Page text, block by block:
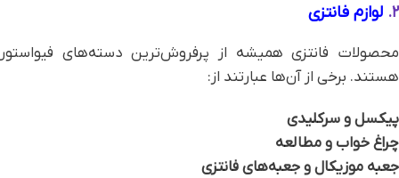
۲. لوازم فانتزی
محصولات فانتزی همیشه از پرفروش‌ترین دسته‌های فیواستور
هستند. برخی از آن‌ها عبارتند از:
پیکسل و سرکلیدی
چراغ خواب و مطالعه
جعبه موزیکال و جعبه‌های فانتزی